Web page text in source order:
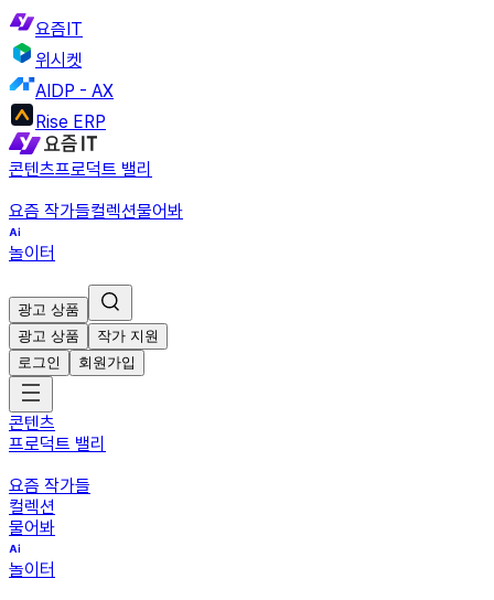
요즘IT
위시켓
AIDP - AX
Rise ERP
콘텐츠프로덕트 밸리
요즘 작가들컬렉션물어봐
놀이터
광고 상품
광고 상품
작가 지원
로그인
회원가입
콘텐츠
프로덕트 밸리
요즘 작가들
컬렉션
물어봐
놀이터